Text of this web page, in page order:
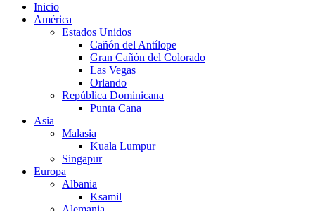
Inicio
América
Estados Unidos
Cañón del Antílope
Gran Cañón del Colorado
Las Vegas
Orlando
República Dominicana
Punta Cana
Asia
Malasia
Kuala Lumpur
Singapur
Europa
Albania
Ksamil